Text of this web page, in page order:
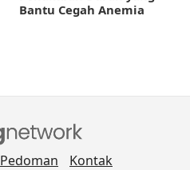
Bantu Cegah Anemia
Pedoman Kontak